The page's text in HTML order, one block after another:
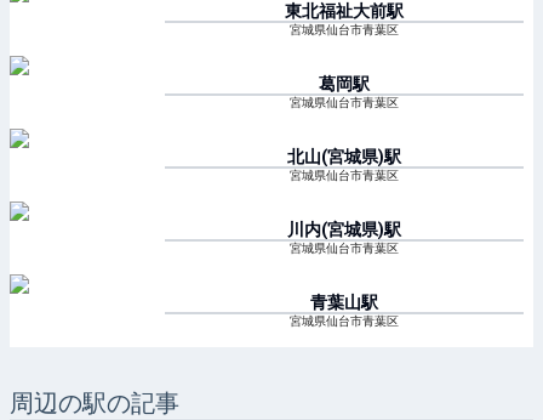
東北福祉大前駅
宮城県仙台市青葉区
葛岡駅
宮城県仙台市青葉区
北山(宮城県)駅
宮城県仙台市青葉区
川内(宮城県)駅
宮城県仙台市青葉区
青葉山駅
宮城県仙台市青葉区
周辺の駅の記事